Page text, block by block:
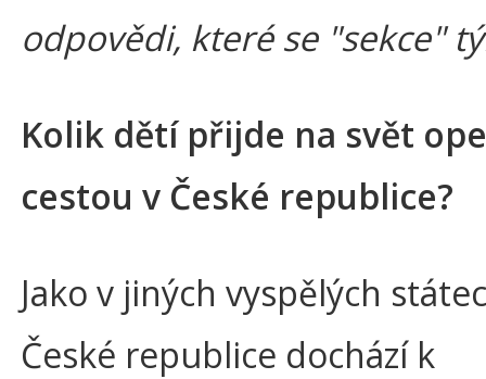
odpovědi, které se "sekce"
Kolik dětí přijde na svět
cestou v České republice?
Jako v jiných vyspělých
České republice dochází k